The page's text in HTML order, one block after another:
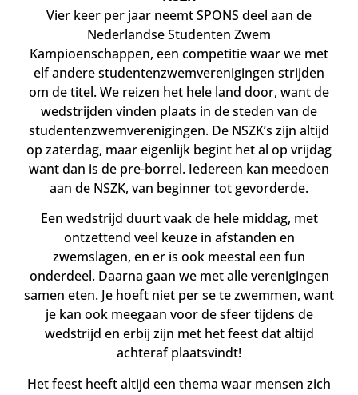
Vier keer per jaar neemt SPONS deel aan de
Nederlandse Studenten Zwem
Kampioenschappen, een competitie waar we met
elf andere studentenzwemverenigingen strijden
om de titel. We reizen het hele land door, want de
wedstrijden vinden plaats in de steden van de
studentenzwemverenigingen. De NSZK’s zijn altijd
op zaterdag, maar eigenlijk begint het al op vrijdag
want dan is de pre-borrel. Iedereen kan meedoen
aan de NSZK, van beginner tot gevorderde.
Een wedstrijd duurt vaak de hele middag, met
ontzettend veel keuze in afstanden en
zwemslagen, en er is ook meestal een fun
onderdeel. Daarna gaan we met alle verenigingen
samen eten. Je hoeft niet per se te zwemmen, want
je kan ook meegaan voor de sfeer tijdens de
wedstrijd en erbij zijn met het feest dat altijd
achteraf plaatsvindt!
Het feest heeft altijd een thema waar mensen zich